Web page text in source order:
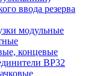
ввода резерва
модульные
концевые
ВР32